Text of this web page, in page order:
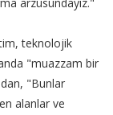
teknolojik
"muazzam bir
"Bunlar
alanlar ve